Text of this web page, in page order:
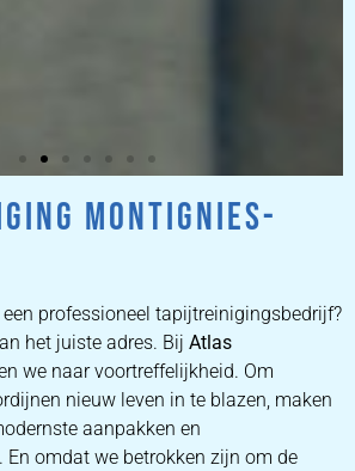
DOOR
MONTIGNIES-
professioneel tapijtreinigingsbedrijf?
het juiste adres. Bij Atlas
we naar voortreffelijkheid. Om
nieuw leven in te blazen, maken
aanpakken en
En omdat we betrokken zijn om de